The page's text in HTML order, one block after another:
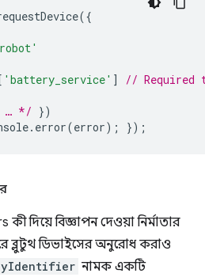
({
'battery_service' ]
// Required
… */ })
. error(error); });
কী দিয়ে বিজ্ঞাপন দেওয়া নির্মাতার
ব্লুটুথ ডিভাইসের অনুরোধ করাও
নামক একটি